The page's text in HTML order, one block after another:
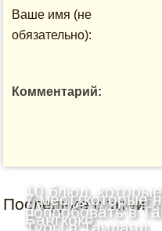
Ваше имя (не
обязательно):
Комментарий:
Последние статьи
Лучшие пляжи
10 блюд,
попробовать в
7 мест, которые
Бангкоке